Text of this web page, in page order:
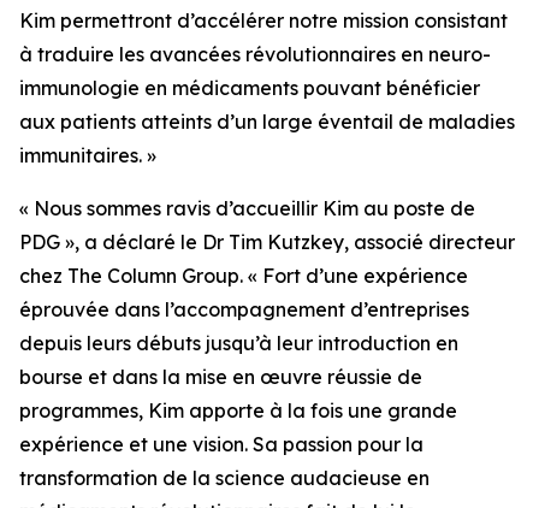
Kim permettront d’accélérer notre mission consistant
à traduire les avancées révolutionnaires en neuro-
immunologie en médicaments pouvant bénéficier
aux patients atteints d’un large éventail de maladies
immunitaires. »
« Nous sommes ravis d’accueillir Kim au poste de
PDG », a déclaré le Dr Tim Kutzkey, associé directeur
chez The Column Group. « Fort d’une expérience
éprouvée dans l’accompagnement d’entreprises
depuis leurs débuts jusqu’à leur introduction en
bourse et dans la mise en œuvre réussie de
programmes, Kim apporte à la fois une grande
expérience et une vision. Sa passion pour la
transformation de la science audacieuse en